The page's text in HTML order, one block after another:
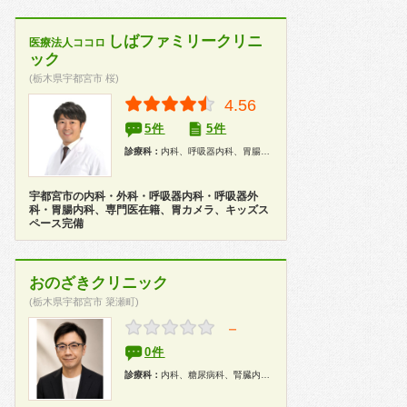
医療法人ココロ しばファミリークリニ
ック
(栃木県宇都宮市 桜)
4.56
5件 5件
診療科： 内科、呼吸器内科、胃腸科、外科、呼吸器外科、在宅医療
宇都宮市の内科・外科・呼吸器内科・呼吸器外
科・胃腸内科、専門医在籍、胃カメラ、キッズス
ペース完備
おのざきクリニック
(栃木県宇都宮市 簗瀬町)
－
0件
診療科： 内科、糖尿病科、腎臓内科、健康診断